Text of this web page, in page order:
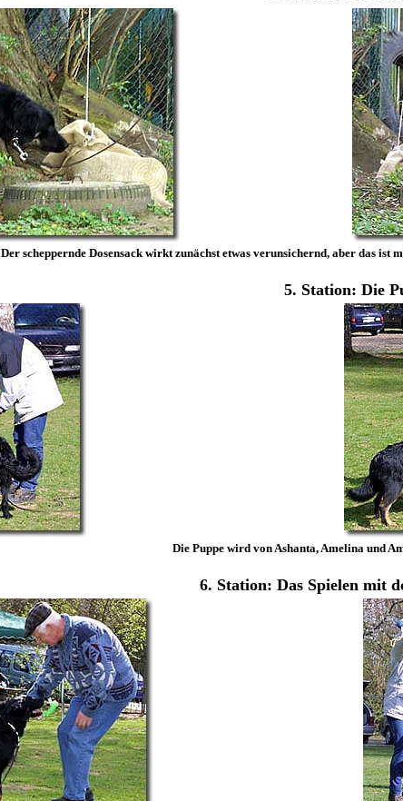
Der scheppernde Dosensack wirkt zunächst etwas verunsichernd, aber das
5. Station: Die
Die Puppe wird von Ashanta, Amelina und
6. Station: Das Spielen mit